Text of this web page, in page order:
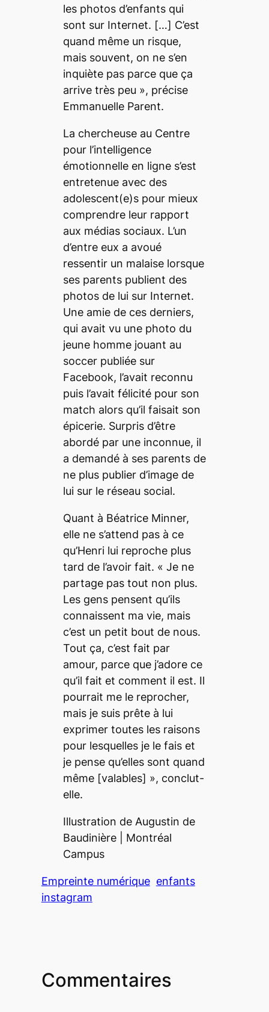
les photos d’enfants qui
sont sur Internet. […] C’est
quand même un risque,
mais souvent, on ne s’en
inquiète pas parce que ça
arrive très peu », précise
Emmanuelle Parent.
La chercheuse au Centre
pour l’intelligence
émotionnelle en ligne s’est
entretenue avec des
adolescent(e)s pour mieux
comprendre leur rapport
aux médias sociaux. L’un
d’entre eux a avoué
ressentir un malaise lorsque
ses parents publient des
photos de lui sur Internet.
Une amie de ces derniers,
qui avait vu une photo du
jeune homme jouant au
soccer publiée sur
Facebook, l’avait reconnu
puis l’avait félicité pour son
match alors qu’il faisait son
épicerie. Surpris d’être
abordé par une inconnue, il
a demandé à ses parents de
ne plus publier d’image de
lui sur le réseau social.
Quant à Béatrice Minner,
elle ne s’attend pas à ce
qu’Henri lui reproche plus
tard de l’avoir fait. « Je ne
partage pas tout non plus.
Les gens pensent qu’ils
connaissent ma vie, mais
c’est un petit bout de nous.
Tout ça, c’est fait par
amour, parce que j’adore ce
qu’il fait et comment il est. Il
pourrait me le reprocher,
mais je suis prête à lui
exprimer toutes les raisons
pour lesquelles je le fais et
je pense qu’elles sont quand
même [valables] », conclut-
elle.
Illustration de Augustin de
Baudinière | Montréal
Campus
Empreinte numérique enfants
instagram
Commentaires